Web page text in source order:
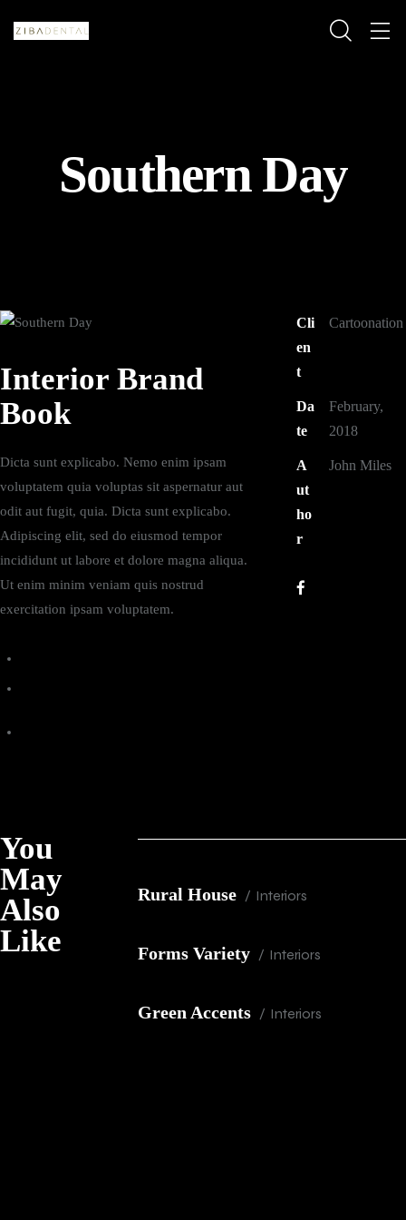
Southern Day
Interior Brand
Book
Dicta sunt explicabo. Nemo enim ipsam
voluptatem quia voluptas sit aspernatur aut
odit aut fugit, quia. Dicta sunt explicabo.
Adipiscing elit, sed do eiusmod tempor
incididunt ut labore et dolore magna aliqua.
Ut enim minim veniam quis nostrud
exercitation ipsam voluptatem.
Cli
en
t
Cartoonation
Da
te
February,
2018
A
ut
ho
r
John Miles
You
May
Also
Like
Interiors
Rural House
Interiors
Forms Variety
Interiors
Green Accents